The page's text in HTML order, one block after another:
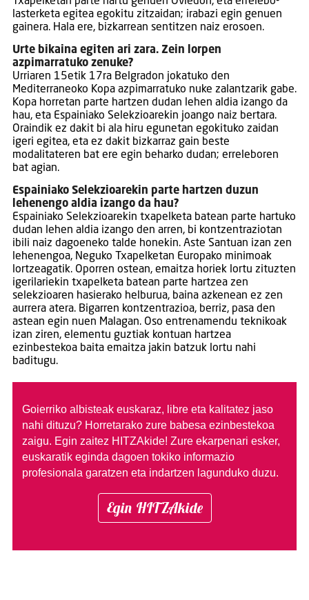
lasterketa egitea egokitu zitzaidan; irabazi egin genuen
gainera. Hala ere, bizkarrean sentitzen naiz erosoen.
Urte bikaina egiten ari zara. Zein lorpen
azpimarratuko zenuke?
Urriaren 15etik 17ra Belgradon jokatuko den
Mediterraneoko Kopa azpimarratuko nuke zalantzarik gabe.
Kopa horretan parte hartzen dudan lehen aldia izango da
hau, eta Espainiako Selekzioarekin joango naiz bertara.
Oraindik ez dakit bi ala hiru egunetan egokituko zaidan
igeri egitea, eta ez dakit bizkarraz gain beste
modalitateren bat ere egin beharko dudan; erreleboren
bat agian.
Espainiako Selekzioarekin parte hartzen duzun
lehenengo aldia izango da hau?
Espainiako Selekzioarekin txapelketa batean parte hartuko
dudan lehen aldia izango den arren, bi kontzentraziotan
ibili naiz dagoeneko talde honekin. Aste Santuan izan zen
lehenengoa, Neguko Txapelketan Europako minimoak
lortzeagatik. Oporren ostean, emaitza horiek lortu zituzten
igerilariekin txapelketa batean parte hartzea zen
selekzioaren hasierako helburua, baina azkenean ez zen
aurrera atera. Bigarren kontzentrazioa, berriz, pasa den
astean egin nuen Malagan. Oso entrenamendu teknikoak
izan ziren, elementu guztiak kontuan hartzea
ezinbestekoa baita emaitza jakin batzuk lortu nahi
baditugu.
Goierriko albisteak euskaraz, libre eta kalitatez jaso
nahi dituzu? Horretarako zure babesa ezinbestekoa
zaigu. Egin zaitez HITZAkide! Zure ekarpenari esker,
euskaratik eginda dagoen tokiko informazio
profesionala garatzen eta indartzen lagunduko duzu.
Egin HITZAkide